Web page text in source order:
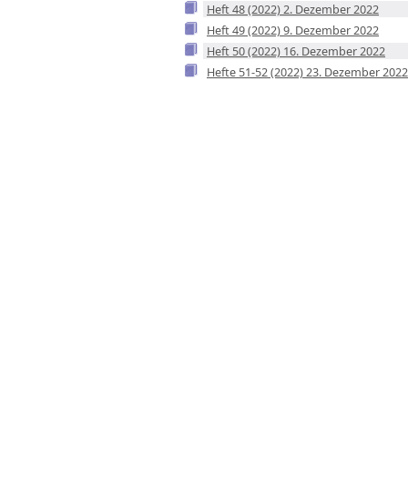
Heft 48 (2022) 2. Dezember 2022
Heft 49 (2022) 9. Dezember 2022
Heft 50 (2022) 16. Dezember 2022
Hefte 51-52 (2022) 23. Dezember 2022